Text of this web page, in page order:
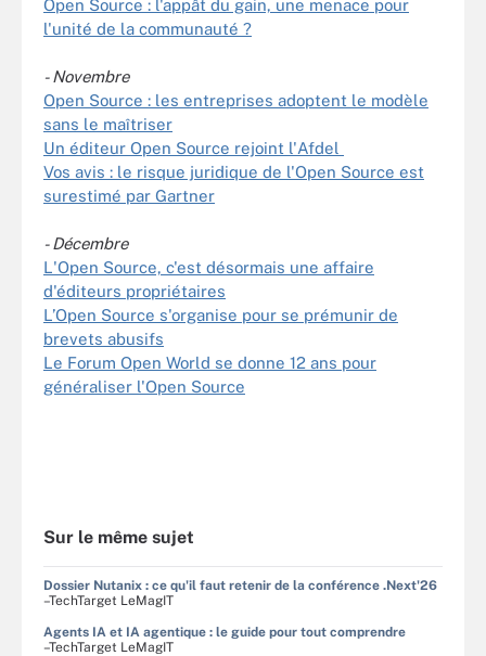
Open Source : l'appât du gain, une menace pour
l'unité de la communauté ?
- Novembre
Open Source : les entreprises adoptent le modèle
sans le maîtriser
Un éditeur Open Source rejoint l'Afdel
Vos avis : le risque juridique de l'Open Source est
surestimé par Gartner
- Décembre
L'Open Source, c'est désormais une affaire
d'éditeurs propriétaires
L’Open Source s'organise pour se prémunir de
brevets abusifs
Le Forum Open World se donne 12 ans pour
généraliser l'Open Source
Sur le même sujet
Dossier Nutanix : ce qu'il faut retenir de la conférence .Next'26
–TechTarget LeMagIT
Agents IA et IA agentique : le guide pour tout comprendre
–TechTarget LeMagIT